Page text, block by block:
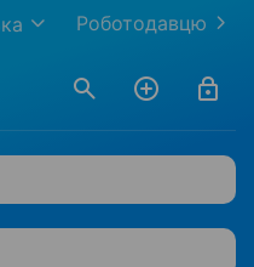
Роботодавцю